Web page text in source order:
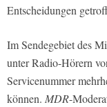
Entscheidungen
Im Sendegebiet des
unter Radio-Hörern
Servicenummer
können. MDR-